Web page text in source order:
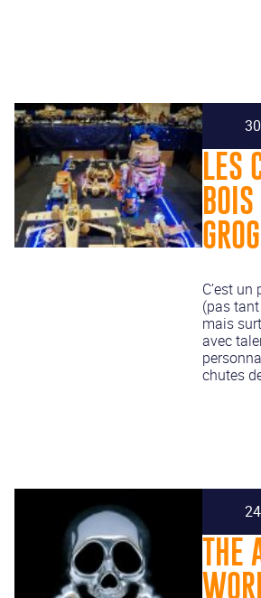
LES
C’est
(pas
mais
avec
chutes
THE